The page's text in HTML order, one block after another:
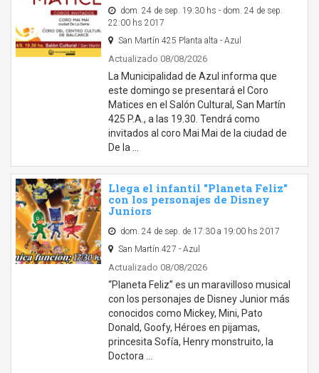
dom. 24 de sep. 19:30 hs - dom. 24 de sep.
22:00 hs 2017
San Martín 425 Planta alta - Azul
Actualizado 08/08/2026
La Municipalidad de Azul informa que
este domingo se presentará el Coro
Matices en el Salón Cultural, San Martín
425 P.A., a las 19.30. Tendrá como
invitados al coro Mai Mai de la ciudad de
De la …
Llega el infantil "Planeta Feliz"
con los personajes de Disney
Juniors
dom. 24 de sep. de 17:30 a 19:00 hs 2017
San Martín 427 - Azul
Actualizado 08/08/2026
“Planeta Feliz” es un maravilloso musical
con los personajes de Disney Junior más
conocidos como Mickey, Mini, Pato
Donald, Goofy, Héroes en pijamas,
princesita Sofía, Henry monstruito, la
Doctora …